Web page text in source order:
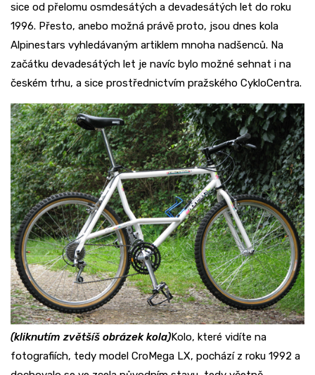
sice od přelomu osmdesátých a devadesátých let do roku
1996. Přesto, anebo možná právě proto, jsou dnes kola
Alpinestars vyhledávaným artiklem mnoha nadšenců. Na
začátku devadesátých let je navíc bylo možné sehnat i na
českém trhu, a sice prostřednictvím pražského CykloCentra.
(kliknutím zvětšíš obrázek kola)Kolo, které vidíte na
fotografiích, tedy model CroMega LX, pochází z roku 1992 a